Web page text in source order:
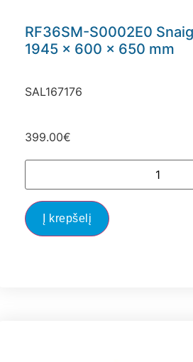
RF36SM-S0002E0
1945 x 600 x 650 mm
SAL167176
399.00€
Į krepšelį